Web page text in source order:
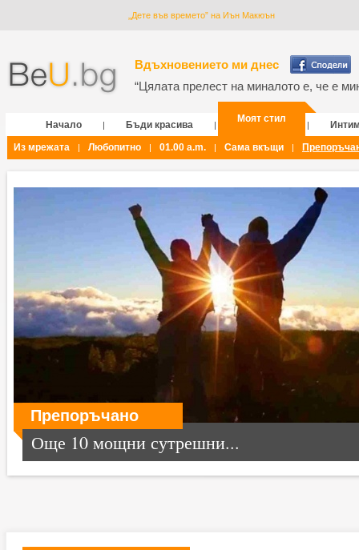
„Дете във времето” на Иън Макюън
Вдъхновението ми днес
“Цялата прелест на миналото е, че е
Начало | Бъди красива |
Моят стил
|
Из мрежата
| Любопитно | 01.00 a.m. | Сама вкъщи |
Препоръчано
Още 10 мощни сутрешни...